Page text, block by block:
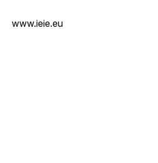
www.ieie.eu